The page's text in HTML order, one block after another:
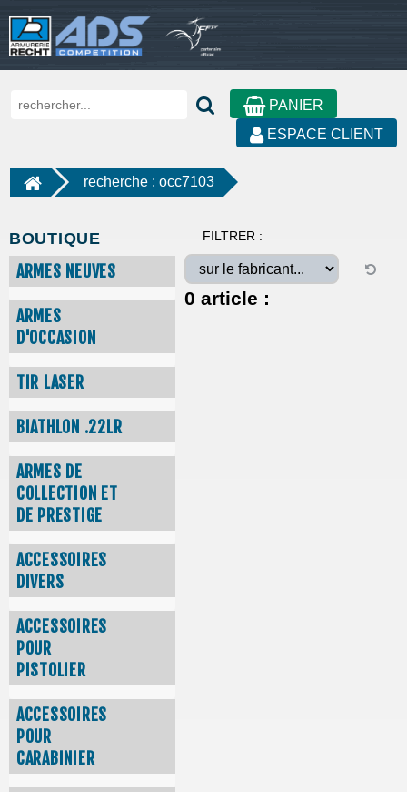
PANIER
ESPACE CLIENT
recherche : occ7103
BOUTIQUE
ARMES NEUVES
ARMES
D'OCCASION
TIR LASER
BIATHLON .22LR
ARMES DE
COLLECTION ET
DE PRESTIGE
ACCESSOIRES
DIVERS
ACCESSOIRES
POUR
PISTOLIER
ACCESSOIRES
POUR
CARABINIER
FILTRER :
0 article :